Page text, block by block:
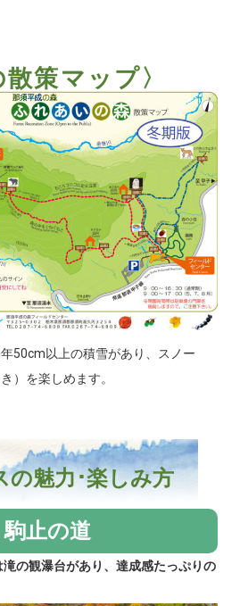
散策マップ〉
50cm以上の積雪があり、スノー
）を楽しめます。
の魅力･楽しみ方
駒止の道
の観瀑台があり、達成感たっぷりの